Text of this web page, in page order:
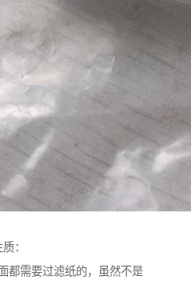
：
都需要过滤纸的，虽然不是